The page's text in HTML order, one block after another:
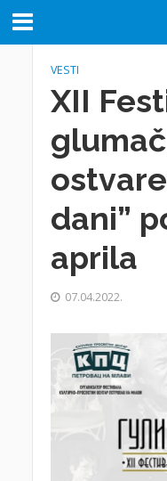
VESTI
XII
dani”
aprila
07.04.2022.